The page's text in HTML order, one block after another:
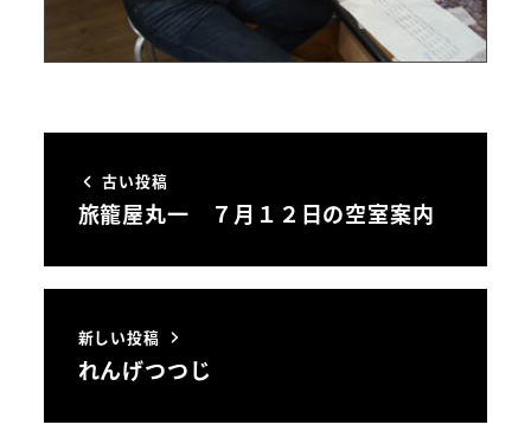
古い投稿
旅籠屋丸一 ７月１２日の空室案内
新しい投稿
れんげつつじ